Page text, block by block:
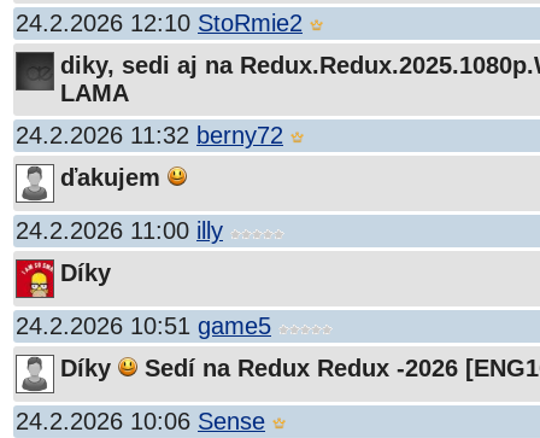
24.2.2026 12:10 StoRmie2
diky, sedi aj na
LAMA
24.2.2026 11:32 berny72
ďakujem
24.2.2026 11:00 illy
Díky
24.2.2026 10:51 game5
Díky
Sedí na Redux Redux -2026
24.2.2026 10:06 Sense